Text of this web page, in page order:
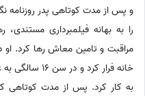
و پس از مدت کوتاهی پدر روزنامه
را به بهانه فیلمبرداری
مراقبت و تامین معاش رها کرد. او
خانه فرار کرد
به کار کرد. پس از مدت کوتاهی